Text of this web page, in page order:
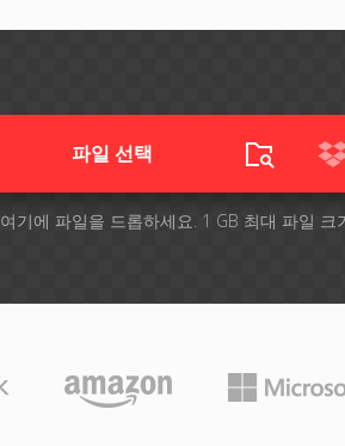
파일 선택
여기에 파일을 드롭하세요. 1 GB 최대 파일 크